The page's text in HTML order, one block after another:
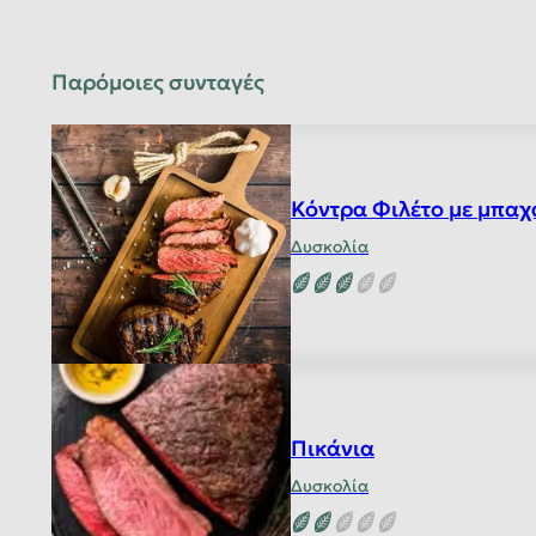
Παρόμοιες συνταγές
Κόντρα Φιλέτο με
Δυσκολία
Πικάνια
Δυσκολία